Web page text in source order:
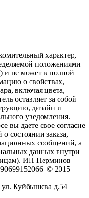
характер,
положениями
и не может в полной
о свойствах,
включая цвета,
оставляет за собой
дизайн и
уведомления.
вы даете свое согласие
состоянии заказа,
сообщений, а
данных внутри
ИП Перминов
© 2015
ул. Куйбышева д.54